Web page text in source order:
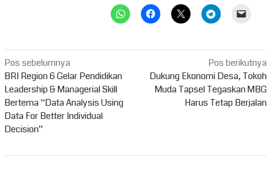
Navigasi
pos
Pos sebelumnya
BRI Region 6 Gelar Pendidikan
Leadership & Managerial Skill
Bertema “Data Analysis Using
Data For Better Individual
Decision”
Pos berikutnya
Dukung Ekonomi Desa, Tokoh
Muda Tapsel Tegaskan MBG
Harus Tetap Berjalan